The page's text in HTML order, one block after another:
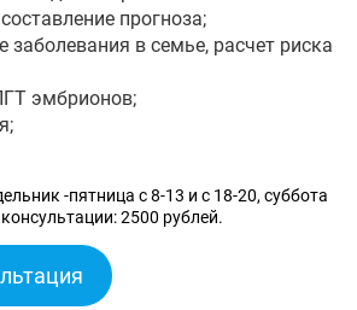
прогноза;
заболевания в семье, расчет риска
эмбрионов;
-пятница с 8-13 и с 18-20, суббота
2500 рублей.